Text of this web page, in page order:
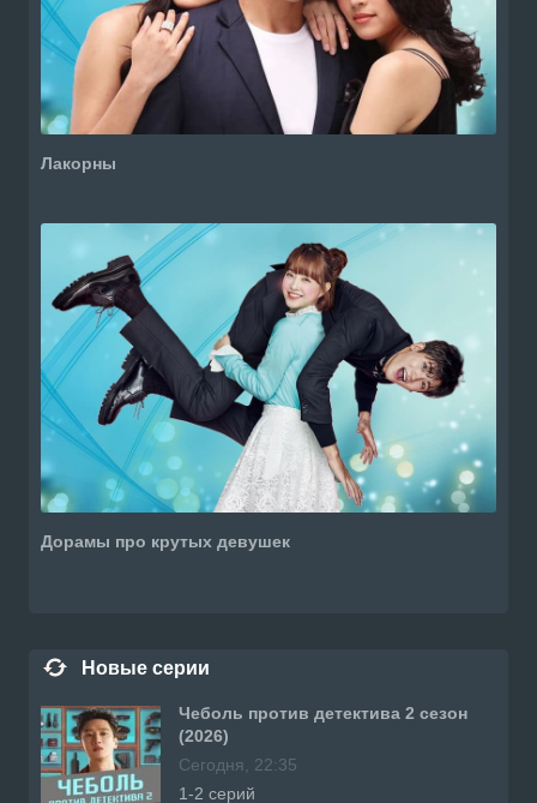
Лакорны
Дорамы про крутых девушек
Новые серии
Чеболь против детектива 2 сезон
(2026)
Сегодня, 22:35
1-2 серий